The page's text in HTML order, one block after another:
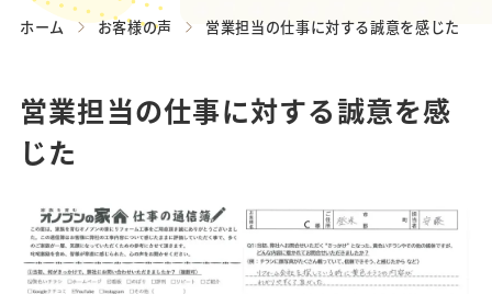
ホーム お客様の声 営業担当の仕事に対する誠意を感じた
営業担当の仕事に対する誠意を感
じた